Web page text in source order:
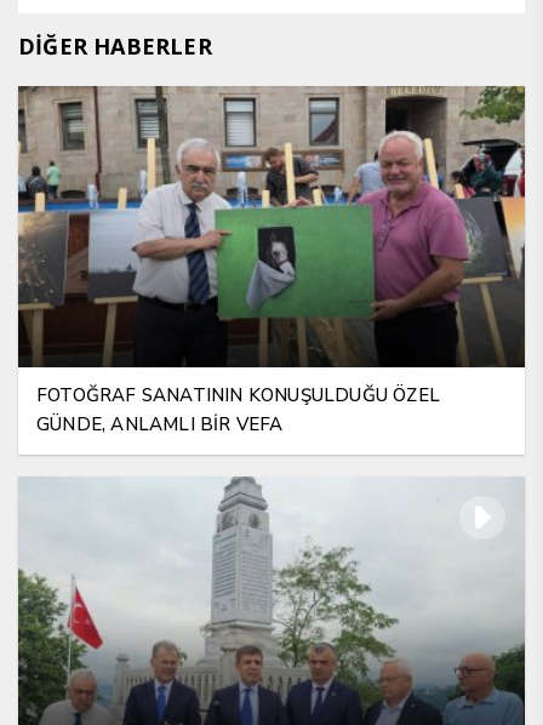
DİĞER HABERLER
FOTOĞRAF SANATININ KONUŞULDUĞU ÖZEL
GÜNDE, ANLAMLI BİR VEFA